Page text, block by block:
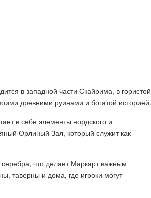
в западной части Скайрима, в гористой
древними руинами и богатой историей.
в себе элементы нордского и
Орлиный Зал, который служит как
что делает Маркарт важным
таверны и дома, где игроки могут